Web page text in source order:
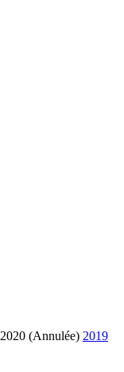
2020 (Annulée) 2019